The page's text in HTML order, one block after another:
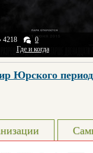
4218
0
Где и когда
Юрского